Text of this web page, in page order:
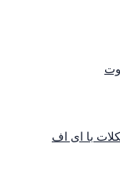
با ای اف